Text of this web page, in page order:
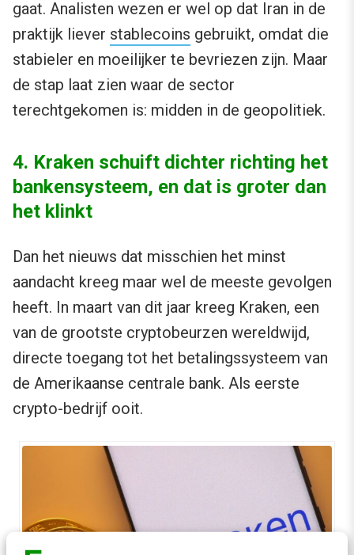
gaat. Analisten wezen er wel op dat Iran in de
praktijk liever stablecoins gebruikt, omdat die
stabieler en moeilijker te bevriezen zijn. Maar
de stap laat zien waar de sector
terechtgekomen is: midden in de geopolitiek.
4. Kraken schuift dichter richting het
bankensysteem, en dat is groter dan
het klinkt
Dan het nieuws dat misschien het minst
aandacht kreeg maar wel de meeste gevolgen
heeft. In maart van dit jaar kreeg Kraken, een
van de grootste cryptobeurzen wereldwijd,
directe toegang tot het betalingssysteem van
de Amerikaanse centrale bank. Als eerste
crypto-bedrijf ooit.